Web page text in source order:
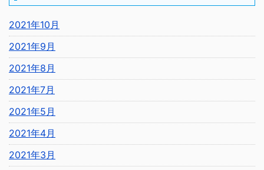
2021年10月
2021年9月
2021年8月
2021年7月
2021年5月
2021年4月
2021年3月